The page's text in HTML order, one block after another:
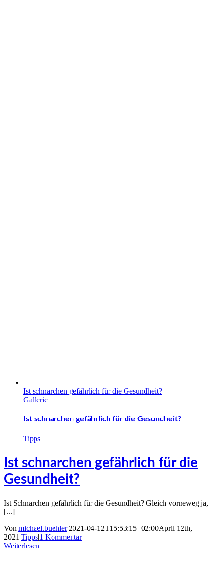
Ist schnarchen gefährlich für die Gesundheit?
Gallerie
Ist schnarchen gefährlich für die Gesundheit?
Tipps
Ist schnarchen gefährlich für die
Gesundheit?
Ist Schnarchen gefährlich für die Gesundheit? Gleich vorneweg ja,
[...]
Von michael.buehler|2021-04-12T15:53:15+02:00April 12th,
2021 |Tipps|1 Kommentar
Weiterlesen